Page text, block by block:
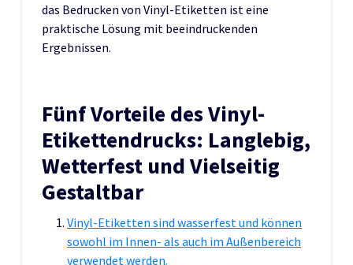
das Bedrucken von Vinyl-Etiketten ist eine
praktische Lösung mit beeindruckenden
Ergebnissen.
Fünf Vorteile des Vinyl-
Etikettendrucks: Langlebig,
Wetterfest und Vielseitig
Gestaltbar
Vinyl-Etiketten sind wasserfest und können
sowohl im Innen- als auch im Außenbereich
verwendet werden.